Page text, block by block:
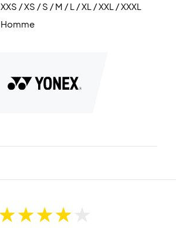
XXS / XS / S / M / L / XL / XXL / XXXL
Homme